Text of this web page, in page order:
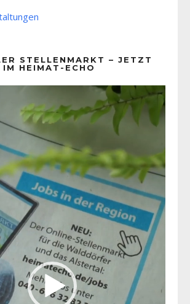
STELLENMARKT – JETZT
IM HEIMAT-ECHO
Player